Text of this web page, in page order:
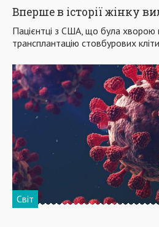
Вперше в історії жінку
Пацієнтці з США, що була хворою
трансплантацію стовбурових
Світ